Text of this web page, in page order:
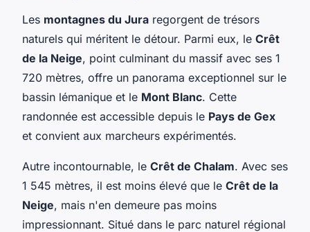
Les montagnes du Jura regorgent de trésors
naturels qui méritent le détour. Parmi eux, le Crêt
de la Neige, point culminant du massif avec ses 1
720 mètres, offre un panorama exceptionnel sur le
bassin lémanique et le Mont Blanc. Cette
randonnée est accessible depuis le Pays de Gex
et convient aux marcheurs expérimentés.
Autre incontournable, le Crêt de Chalam. Avec ses
1 545 mètres, il est moins élevé que le Crêt de la
Neige, mais n'en demeure pas moins
impressionnant. Situé dans le parc naturel régional